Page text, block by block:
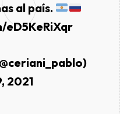
al país.
2021